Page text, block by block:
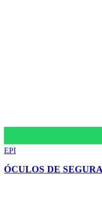
EPI
ÓCULOS DE